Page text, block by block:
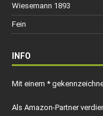
Wiesemann 1893
Fein
INFO
Mit einem *
Als Amazon-Partner